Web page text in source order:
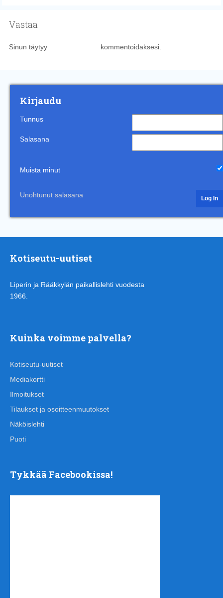
Vastaa
Sinun täytyy kommentoidaksesi.
Kirjaudu
Tunnus
Salasana
Muista minut
Unohtunut salasana
Kotiseutu-uutiset
Liperin ja Rääkkylän paikallislehti vuodesta
1966.
Kuinka voimme palvella?
Kotiseutu-uutiset
Mediakortti
Ilmoitukset
Tilaukset ja osoitteenmuutokset
Näköislehti
Puoti
Tykkää Facebookissa!